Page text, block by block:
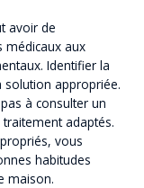
avoir de
médicaux aux
Identifier la
solution appropriée.
à consulter un
adaptés.
vous
habitudes
maison.